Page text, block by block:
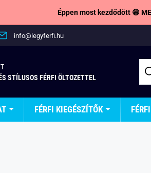
Éppen most kezdődött 😁
info@legyferfi.hu
STÍLUSOS FÉRFI ÖLTOZETTEL
FÉRFI KIEGÉSZÍTŐK